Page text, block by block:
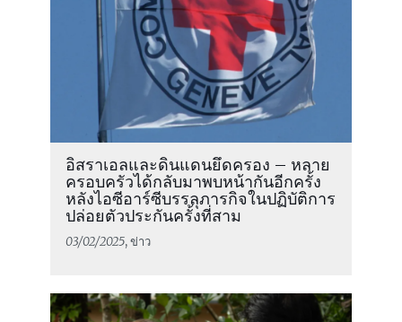
อิสราเอลและดินแดนยึดครอง – หลาย
ครอบครัวได้กลับมาพบหน้ากันอีกครั้ง
หลังไอซีอาร์ซีบรรลุภารกิจในปฏิบัติการ
ปล่อยตัวประกันครั้งที่สาม
03/02/2025, ข่าว